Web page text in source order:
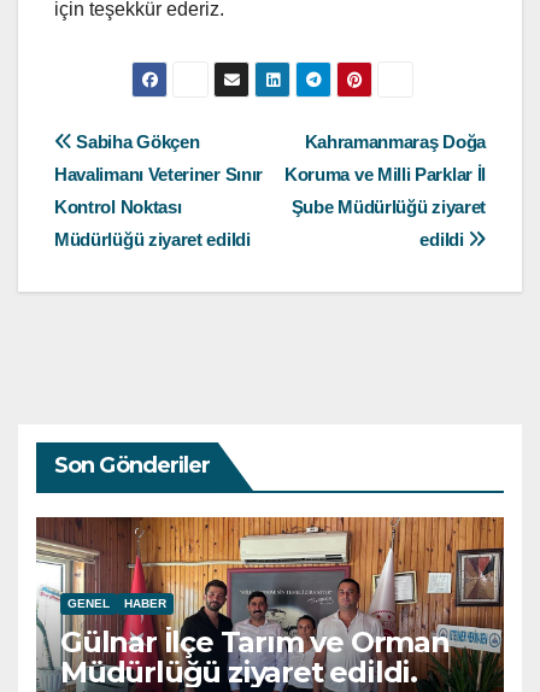
için teşekkür ederiz.
Yazı
gezinmesi
Kahramanmaraş Doğa
Koruma ve Milli Parklar İl
Şube Müdürlüğü ziyaret
edildi
Sabiha Gökçen
Havalimanı Veteriner Sınır
Kontrol Noktası
Müdürlüğü ziyaret edildi
Son Gönderiler
GENEL HABER
Gülnar İlçe Tarım ve Orman
Müdürlüğü ziyaret edildi.